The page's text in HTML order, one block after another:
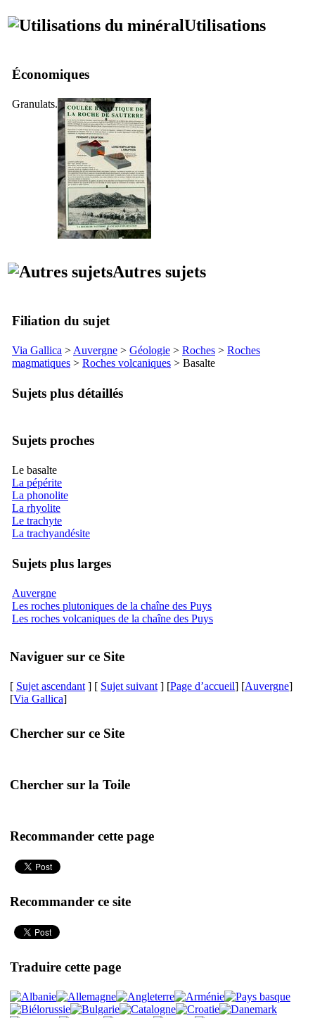
Utilisations
Économiques
Granulats.
Autres sujets
Filiation du sujet
Via Gallica > Auvergne > Géologie > Roches > Roches
magmatiques > Roches volcaniques > Basalte
Sujets plus détaillés
Sujets proches
Le basalte
La pépérite
La phonolite
La rhyolite
Le trachyte
La trachyandésite
Sujets plus larges
Auvergne
Les roches plutoniques de la chaîne des Puys
Les roches volcaniques de la chaîne des Puys
Naviguer sur ce Site
[ Sujet ascendant ] [ Sujet suivant ] [Page d’accueil] [Auvergne]
[Via Gallica]
Chercher sur ce Site
Chercher sur la Toile
Recommander cette page
Recommander ce site
Traduire cette page